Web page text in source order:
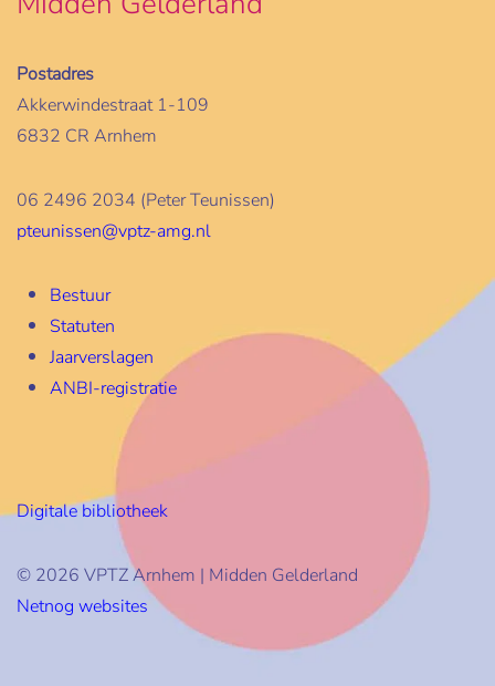
Postadres
Akkerwindestraat 1-109
6832 CR Arnhem
06 2496 2034 (Peter Teunissen)
pteunissen@vptz-amg.nl
Bestuur
Statuten
Jaarverslagen
ANBI-registratie
Digitale bibliotheek
© 2026 VPTZ Arnhem | Midden Gelderland
Netnog websites